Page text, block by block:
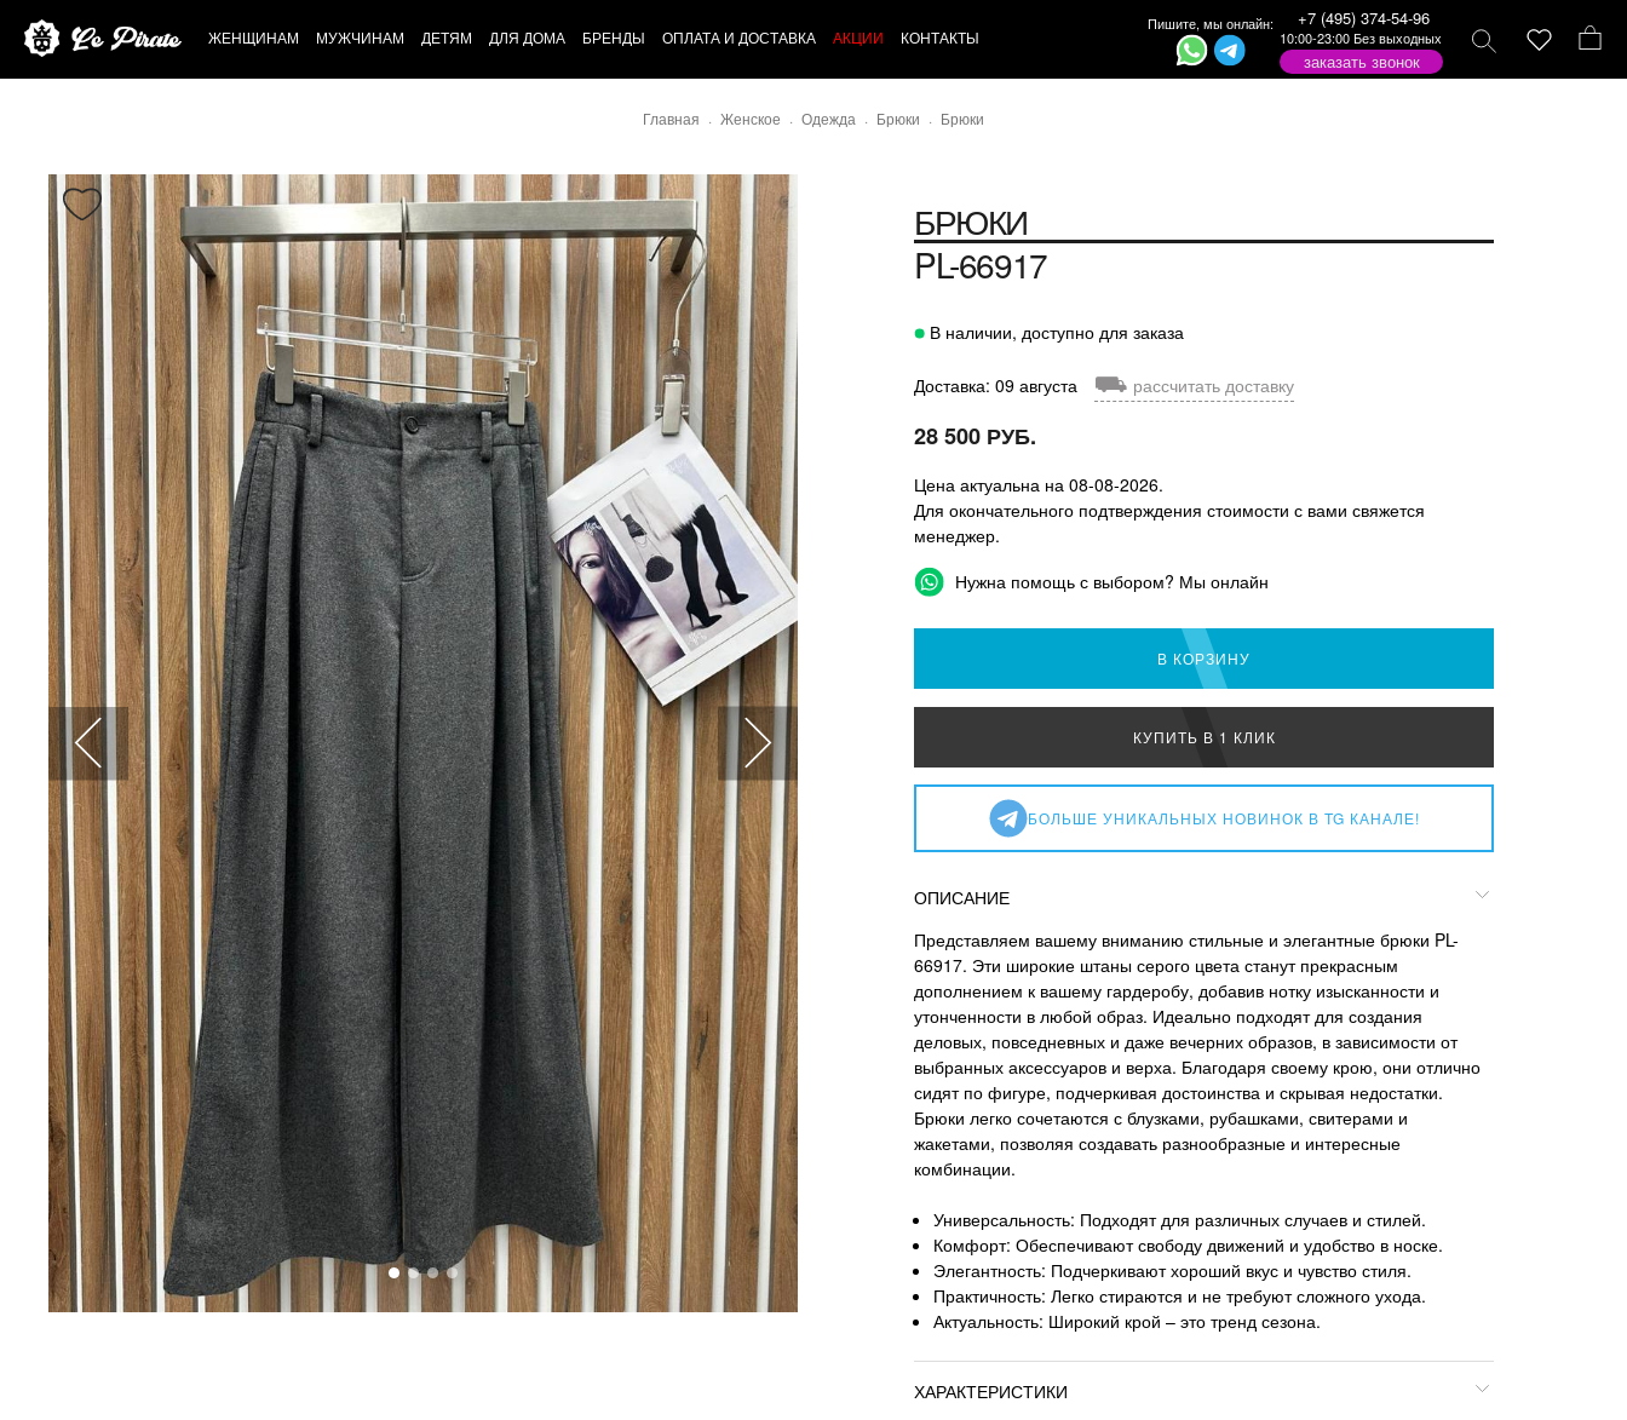
ЖЕНЩИНАМ МУЖЧИНАМ ДЕТЯМ ДЛЯ ДОМА БРЕНДЫ ОПЛАТА И ДОСТАВКА АКЦИИ КОНТАКТЫ
Пишите, мы онлайн: +7 (495) 374-54-96
10:00-23:00 Без выходных
заказать звонок
Главная Женское Одежда Брюки Брюки
БРЮКИ
PL-66917
В наличии, доступно для заказа
Доставка: 09 августа ⛟ рассчитать доставку
28 500 РУБ.
Цена актуальна на 08-08-2026.
Для окончательного подтверждения стоимости с вами свяжется
менеджер.
Нужна помощь с выбором? Мы онлайн
В КОРЗИНУ
КУПИТЬ В 1 КЛИК
БОЛЬШЕ УНИКАЛЬНЫХ НОВИНОК В TG КАНАЛЕ!
ОПИСАНИЕ
Представляем вашему вниманию стильные и элегантные брюки PL-
66917. Эти широкие штаны серого цвета станут прекрасным
дополнением к вашему гардеробу, добавив нотку изысканности и
утонченности в любой образ. Идеально подходят для создания
деловых, повседневных и даже вечерних образов, в зависимости от
выбранных аксессуаров и верха. Благодаря своему крою, они отлично
сидят по фигуре, подчеркивая достоинства и скрывая недостатки.
Брюки легко сочетаются с блузками, рубашками, свитерами и
жакетами, позволяя создавать разнообразные и интересные
комбинации.
Универсальность: Подходят для различных случаев и стилей.
Комфорт: Обеспечивают свободу движений и удобство в носке.
Элегантность: Подчеркивают хороший вкус и чувство стиля.
Практичность: Легко стираются и не требуют сложного ухода.
Актуальность: Широкий крой – это тренд сезона.
ХАРАКТЕРИСТИКИ